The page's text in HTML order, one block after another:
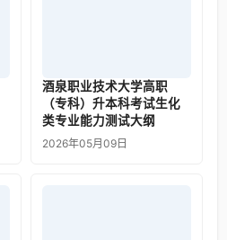
酒泉职业技术大学高职
（专科）升本科考试生化
类专业能力测试大纲
2026年05月09日